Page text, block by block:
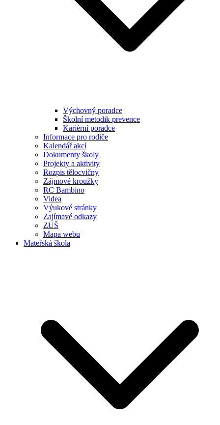
Výchovný poradce
Školní metodik prevence
Kariérní poradce
Informace pro rodiče
Kalendář akcí
Dokumenty školy
Projekty a aktivity
Rozpis tělocvičny
Zájmové kroužky
RC Bambino
Videa
Výukové stránky
Zajímavé odkazy
ZUŠ
Mapa webu
Mateřská škola